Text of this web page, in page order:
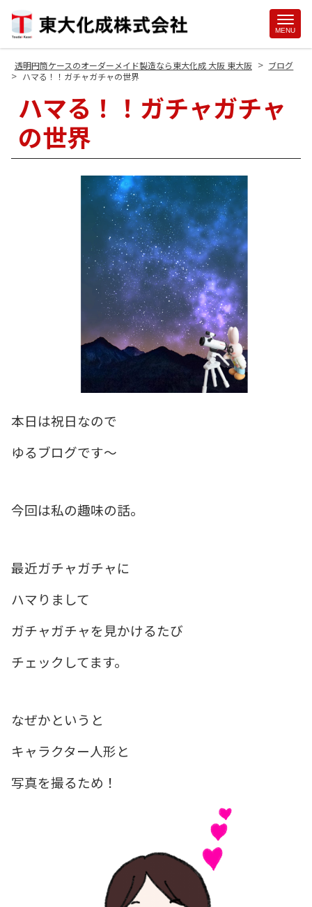
MENU
透明円筒ケースのオーダーメイド製造なら東大化成 大阪 東大阪 > ブログ
> ハマる！！ガチャガチャの世界
ハマる！！ガチャガチャ
の世界
本日は祝日なので
ゆるブログです〜
今回は私の趣味の話。
最近ガチャガチャに
ハマりまして
ガチャガチャを見かけるたび
チェックしてます。
なぜかというと
キャラクター人形と
写真を撮るため！
Site
Footer